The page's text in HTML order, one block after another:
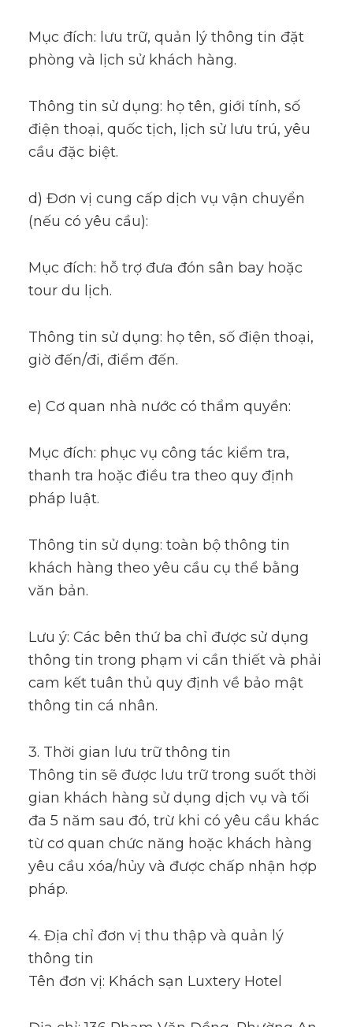
Mục đích: lưu trữ, quản lý thông tin đặt
phòng và lịch sử khách hàng.
Thông tin sử dụng: họ tên, giới tính, số
điện thoại, quốc tịch, lịch sử lưu trú, yêu
cầu đặc biệt.
d) Đơn vị cung cấp dịch vụ vận chuyển
(nếu có yêu cầu):
Mục đích: hỗ trợ đưa đón sân bay hoặc
tour du lịch.
Thông tin sử dụng: họ tên, số điện thoại,
giờ đến/đi, điểm đến.
e) Cơ quan nhà nước có thẩm quyền:
Mục đích: phục vụ công tác kiểm tra,
thanh tra hoặc điều tra theo quy định
pháp luật.
Thông tin sử dụng: toàn bộ thông tin
khách hàng theo yêu cầu cụ thể bằng
văn bản.
Lưu ý: Các bên thứ ba chỉ được sử dụng
thông tin trong phạm vi cần thiết và phải
cam kết tuân thủ quy định về bảo mật
thông tin cá nhân.
3. Thời gian lưu trữ thông tin
Thông tin sẽ được lưu trữ trong suốt thời
gian khách hàng sử dụng dịch vụ và tối
đa 5 năm sau đó, trừ khi có yêu cầu khác
từ cơ quan chức năng hoặc khách hàng
yêu cầu xóa/hủy và được chấp nhận hợp
pháp.
4. Địa chỉ đơn vị thu thập và quản lý
thông tin
Tên đơn vị: Khách sạn Luxtery Hotel